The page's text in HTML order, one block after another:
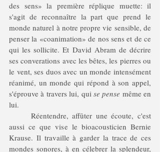
des sens» la première réplique muette: il
s'agit de reconnaître la part que prend le
monde naturel à notre propre vie sensible, de
penser la «coanimation» de nos sens et de ce
qui les sollicite. Et David Abram de décrire
ses converations avec les bêtes, les pierres ou
le vent, ses duos avec un monde intensément
réanimé, un monde qui répond à son appel,
s'éprouve à travers lui, qui se pense même en
lui.
aussi ce que vise le bioacousticien Bernie
Krause. Il travaille à garder la trace de ces
mondes sonores, à en célebrer la splendeur,